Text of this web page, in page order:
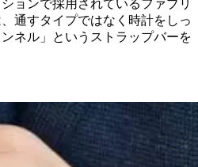
ョンで採用されているファブリ
通すタイプではなく時計をしっ
ネル」というストラップバーを